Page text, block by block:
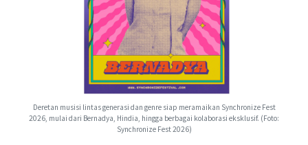
Deretan musisi lintas generasi dan genre siap meramaikan Synchronize Fest
2026, mulai dari Bernadya, Hindia, hingga berbagai kolaborasi eksklusif. (Foto:
Synchronize Fest 2026)